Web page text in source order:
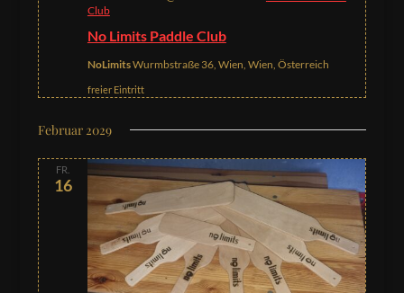
No Limits Paddle Club
Club
NoLimitsWurmbstraße 36, Wien, Wien, Österreich
freier Eintritt
Februar 2029
FR.
16